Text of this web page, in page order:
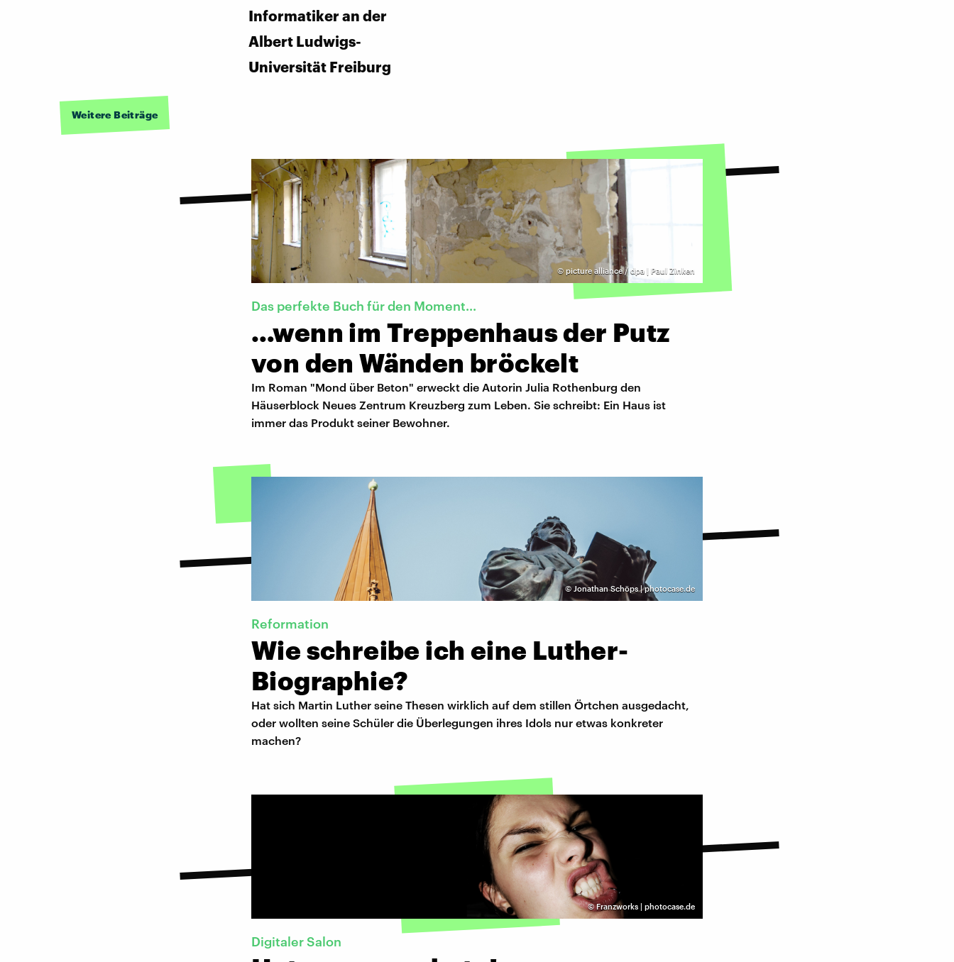
Informatiker an der
Albert Ludwigs-
Universität Freiburg
Weitere Beiträge
© picture alliance / dpa | Paul Zinken
Das perfekte Buch für den Moment...
…wenn im Treppenhaus der Putz
von den Wänden bröckelt
Im Roman "Mond über Beton" erweckt die Autorin Julia Rothenburg den
Häuserblock Neues Zentrum Kreuzberg zum Leben. Sie schreibt: Ein Haus ist
immer das Produkt seiner Bewohner.
© Jonathan Schöps | photocase.de
Reformation
Wie schreibe ich eine Luther-
Biographie?
Hat sich Martin Luther seine Thesen wirklich auf dem stillen Örtchen ausgedacht,
oder wollten seine Schüler die Überlegungen ihres Idols nur etwas konkreter
machen?
©Franzworks | photocase.de
Digitaler Salon